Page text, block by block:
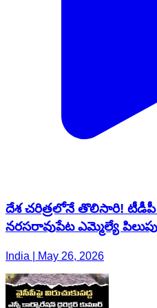
దేశ చరిత్రలోనే తొలిసారి!
నరసరావుపేట ఎమ్మెల్యే
India | May 26, 2026